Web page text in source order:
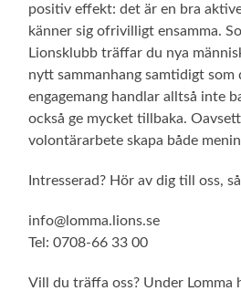
positiv effekt: det är en bra
känner sig ofrivilligt ensamma.
Lionsklubb träffar du nya
nytt sammanhang samtidigt som
engagemang handlar alltså inte
också ge mycket tillbaka.
volontärarbete skapa både
Intresserad? Hör av dig till oss,
info@lomma.lions.se
Tel: 0708-66 33 00
Vill du träffa oss? Under Lomma